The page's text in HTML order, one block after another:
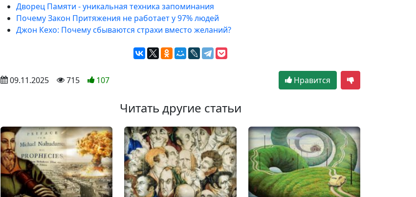
Дворец Памяти - уникальная техника запоминания
Почему Закон Притяжения не работает у 97% людей
Джон Кехо: Почему сбываются страхи вместо желаний?
09.11.2025 715 107 Нравится
Читать другие статьи